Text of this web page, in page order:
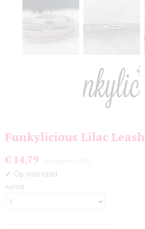
Funkylicious Lilac Leash
€ 14,79 (inclusief btw 21%)
✓ Op voorraad
Aantal